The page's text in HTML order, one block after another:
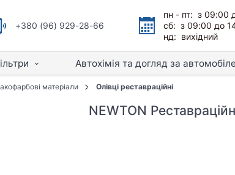
+380 (96) 929-28-66
пн - пт: з 09:00
сб: з 09:00 до
нд: вихідний
Автохімія та догляд за
матеріали Олівці реставраційні
NEWTON